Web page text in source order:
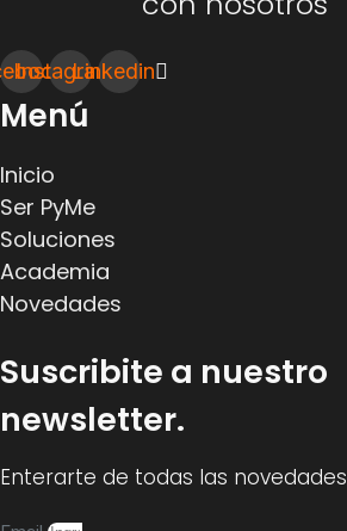
InstagramLinkedin
Menú
Inicio
Ser PyMe
Soluciones
Academia
Novedades
Suscribite a nuestro
newsletter.
Enterarte de todas las novedades